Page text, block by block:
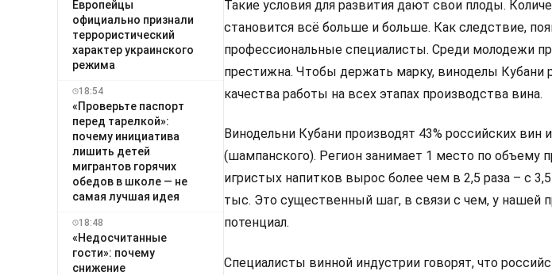
Европейцы
официально признали
террористический
характер украинского
режима
18:54
«Проверьте паспорт
перед тарелкой»:
почему инициатива
лишить детей
мигрантов горячих
обедов в школе — не
самая лучшая идея
18:48
«Недосчитанные
гости»: почему
снижение
Такие условия для развития дают свои плоды.
становится всё больше и больше. Как следствие,
профессиональные специалисты. Среди молодежи
престижна. Чтобы держать марку, виноделы
качества работы на всех этапах производства вина.
Винодельни Кубани производят 43% российских вин
(шампанского). Регион занимает 1 место по объему
игристых напитков вырос более чем в 2,5 раза – с
тыс. Это существенный шаг, в связи с чем, у нашей
потенциал.
Специалисты винной индустрии говорят, что